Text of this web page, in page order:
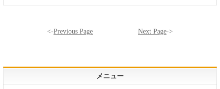
<-Previous Page Next Page->
メニュー